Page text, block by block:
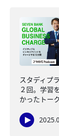
スタディプ
２回。学習
かったトー